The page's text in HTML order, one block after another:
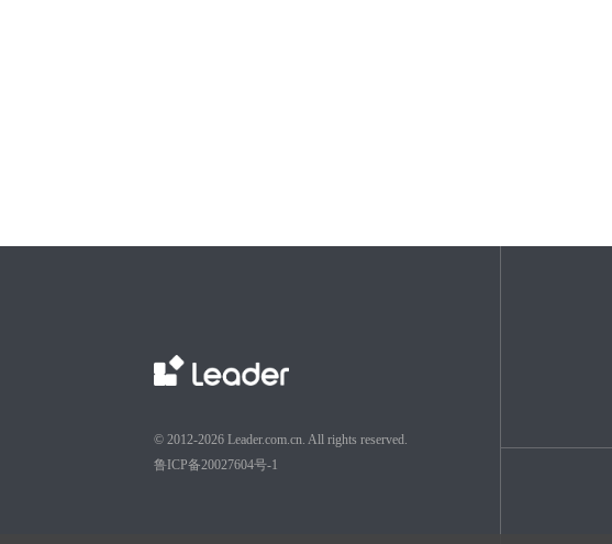
© 2012-2026 Leader.com.cn. All rights reserved.
鲁ICP备20027604号-1